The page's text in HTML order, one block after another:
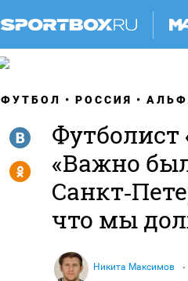
ФУТБОЛ РОССИЯ
«Важно
что мы
Никита Максимов
R
Y